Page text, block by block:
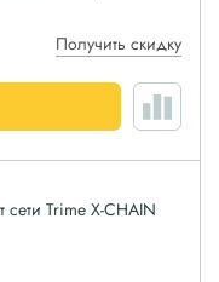
Получить скидку
сети Trime X-CHAIN